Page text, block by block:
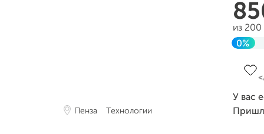
Пенза Технологии
из
0%
У вас